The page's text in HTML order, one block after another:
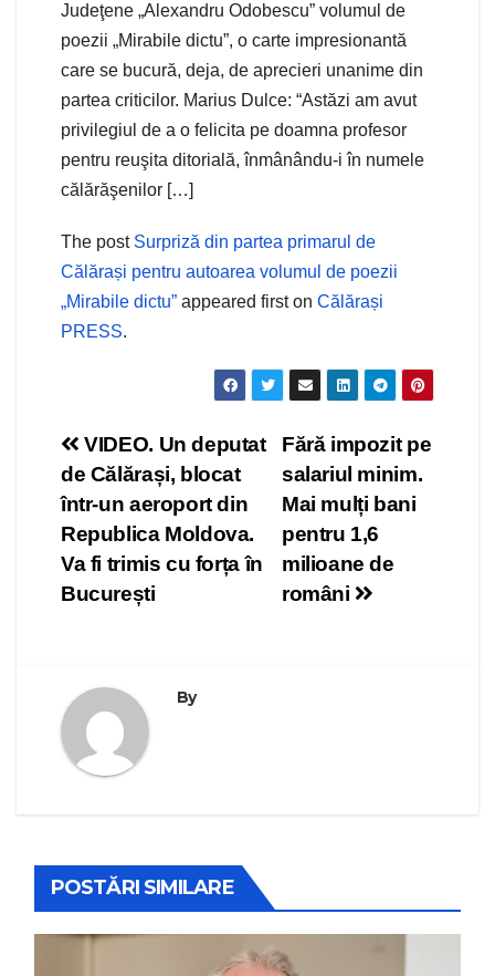
Judeţene „Alexandru Odobescu” volumul de
poezii „Mirabile dictu”, o carte impresionantă
care se bucură, deja, de aprecieri unanime din
partea criticilor. Marius Dulce: “Astăzi am avut
privilegiul de a o felicita pe doamna profesor
pentru reuşita ditorială, înmânându-i în numele
călărăşenilor […]
The post Surpriză din partea primarul de
Călărași pentru autoarea volumul de poezii
„Mirabile dictu” appeared first on Călărași
PRESS.
Navigare
în
articole
Fără impozit pe
salariul minim.
Mai mulți bani
pentru 1,6
milioane de
români
VIDEO. Un deputat
de Călărași, blocat
într-un aeroport din
Republica Moldova.
Va fi trimis cu forța în
București
By
POSTĂRI SIMILARE